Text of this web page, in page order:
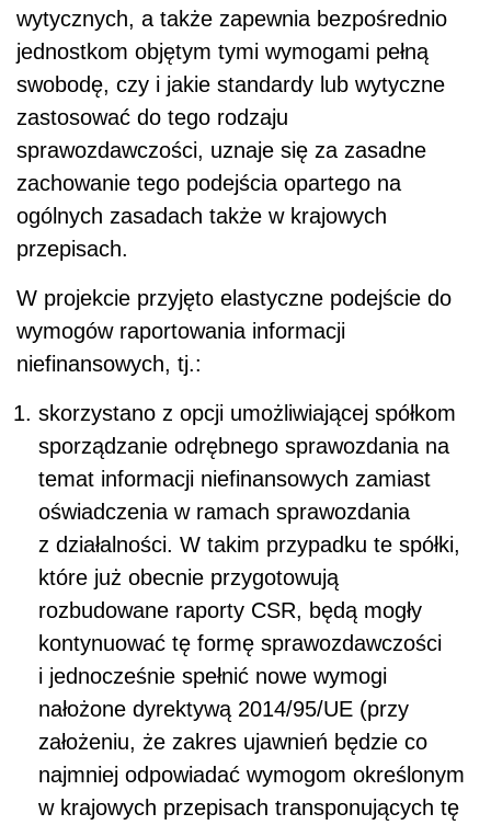
wytycznych, a także zapewnia bezpośrednio
jednostkom objętym tymi wymogami pełną
swobodę, czy i jakie standardy lub wytyczne
zastosować do tego rodzaju
sprawozdawczości, uznaje się za zasadne
zachowanie tego podejścia opartego na
ogólnych zasadach także w krajowych
przepisach.
W projekcie przyjęto elastyczne podejście do
wymogów raportowania informacji
niefinansowych, tj.:
skorzystano z opcji umożliwiającej spółkom
sporządzanie odrębnego sprawozdania na
temat informacji niefinansowych zamiast
oświadczenia w ramach sprawozdania
z działalności. W takim przypadku te spółki,
które już obecnie przygotowują
rozbudowane raporty CSR, będą mogły
kontynuować tę formę sprawozdawczości
i jednocześnie spełnić nowe wymogi
nałożone dyrektywą 2014/95/UE (przy
założeniu, że zakres ujawnień będzie co
najmniej odpowiadać wymogom określonym
w krajowych przepisach transponujących tę